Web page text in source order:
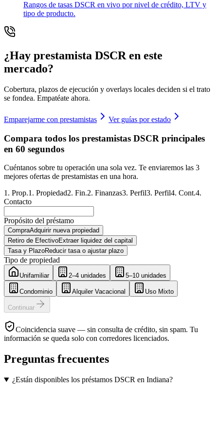
Rangos de tasas DSCR en vivo por nivel de crédito, LTV y
tipo de producto.
¿Hay prestamista DSCR en este
mercado?
Cobertura, plazos de ejecución y overlays locales deciden si el trato
se fondea. Empatéate ahora.
Emparejarme con prestamistas Ver guías por estado
Compara todos los prestamistas DSCR principales
en 60 segundos
Cuéntanos sobre tu operación una sola vez. Te enviaremos las 3
mejores ofertas de prestamistas en una hora.
1. Prop.1. Propiedad2. Fin.2. Finanzas3. Perfil3. Perfil4. Cont.4.
Contacto
Propósito del préstamo
CompraAdquirir nueva propiedad
Retiro de EfectivoExtraer liquidez del capital
Tasa y PlazoReducir tasa o ajustar plazo
Tipo de propiedad
Unifamiliar 2–4 unidades 5–10 unidades
Condominio Alquiler Vacacional Uso Mixto
Continuar
Coincidencia suave — sin consulta de crédito, sin spam. Tu
información se queda solo con corredores licenciados.
Preguntas frecuentes
¿Están disponibles los préstamos DSCR en Indiana?